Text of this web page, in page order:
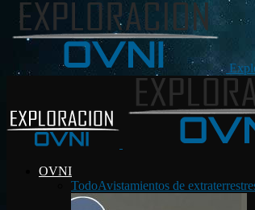
OVNI
TodoAvistamientos de